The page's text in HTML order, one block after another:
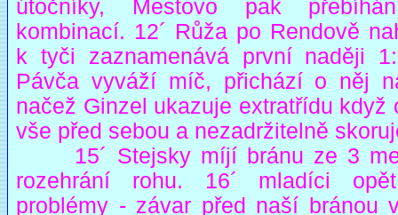
útočníky, Mestovo pak
kombinací. 12´ Růža po Rendově
k tyči zaznamenává první naději
Pávča vyváží míč, přichází o něj
načež Ginzel ukazuje extratřídu když
vše před sebou a nezadržitelně
15´ Stejsky míjí bránu ze 3
rozehrání rohu. 16´ mladíci
problémy - závar před naší bránou